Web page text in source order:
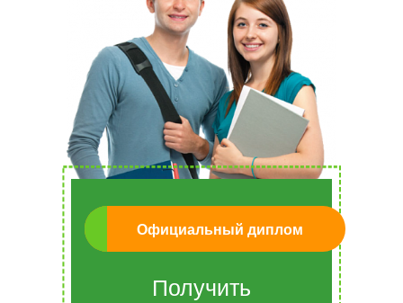
Официальный диплом
Получить